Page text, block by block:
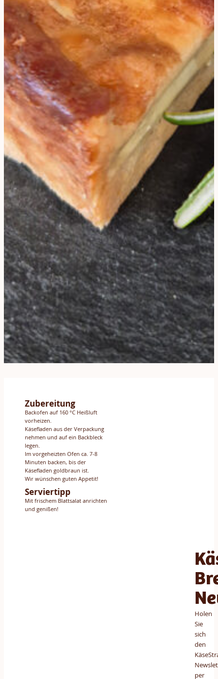
Zubereitung
Backofen auf 160 °C Heißluft
vorheizen.
Käsefladen aus der Verpackung
nehmen und auf ein Backbleck
legen.
Im vorgeheizten Ofen ca. 7-8
Minuten backen, bis der
Käsefladen goldbraun ist.
Wir wünschen guten Appetit!
Serviertipp
Mit frischem Blattsalat anrichten
und genißen!
Holen
Sie
sich
den
per